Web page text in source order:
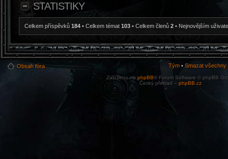
STATISTIKY
Celkem příspěvků 184 • Celkem témat 103 • Celkem členů 2 • Nejnovějším
Obsah fóra Tým • Smazat
Založeno na phpBB® Forum Software © phpBB
Český překlad – phpBB.cz